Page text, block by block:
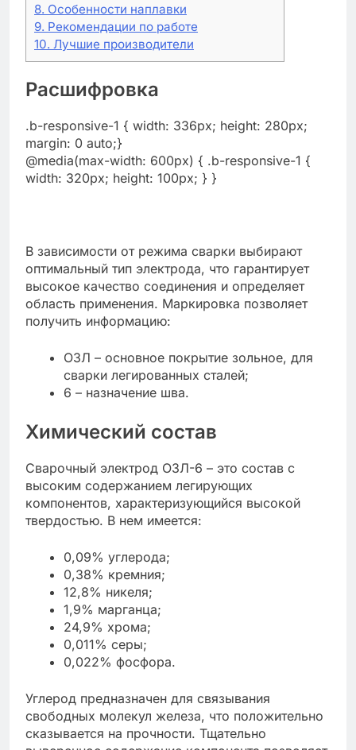
8. Особенности наплавки
9. Рекомендации по работе
10. Лучшие производители
Расшифровка
.b-responsive-1 { width: 336px; height: 280px;
margin: 0 auto;}
@media(max-width: 600px) { .b-responsive-1 {
width: 320px; height: 100px; } }
В зависимости от режима сварки выбирают
оптимальный тип электрода, что гарантирует
высокое качество соединения и определяет
область применения. Маркировка позволяет
получить информацию:
ОЗЛ – основное покрытие зольное, для
сварки легированных сталей;
6 – назначение шва.
Химический состав
Сварочный электрод ОЗЛ-6 – это состав с
высоким содержанием легирующих
компонентов, характеризующийся высокой
твердостью. В нем имеется:
0,09% углерода;
0,38% кремния;
12,8% никеля;
1,9% марганца;
24,9% хрома;
0,011% серы;
0,022% фосфора.
Углерод предназначен для связывания
свободных молекул железа, что положительно
сказывается на прочности. Тщательно